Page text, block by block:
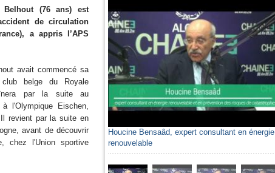
Belhout (76 ans) est
de circulation
a appris l’APS
avait commencé sa
belge du Royale
par la suite au
l'Olympique Eischen,
revient par la suite en
avant de découvrir
chez l'Union sportive
Houcine Bensaâd, expert consultant en énergie
renouvelable